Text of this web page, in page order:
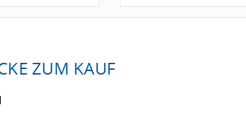
Landkreis Freising
ZUM KAUF